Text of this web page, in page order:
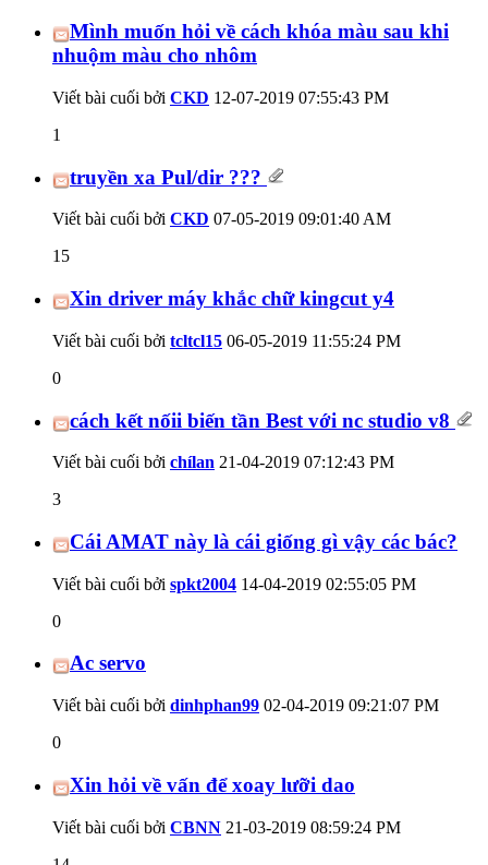
Mình muốn hỏi về cách khóa màu sau khi
nhuộm màu cho nhôm
Viết bài cuối bởi CKD 12-07-2019 07:55:43 PM
1
truyền xa Pul/dir ???
Viết bài cuối bởi CKD 07-05-2019 09:01:40 AM
15
Xin driver máy khắc chữ kingcut y4
Viết bài cuối bởi tcltcl15 06-05-2019 11:55:24 PM
0
cách kết nốii biến tần Best với nc studio v8
Viết bài cuối bởi chílan 21-04-2019 07:12:43 PM
3
Cái AMAT này là cái giống gì vậy các bác?
Viết bài cuối bởi spkt2004 14-04-2019 02:55:05 PM
0
Ac servo
Viết bài cuối bởi dinhphan99 02-04-2019 09:21:07 PM
0
Xin hỏi về vấn để xoay lưỡi dao
Viết bài cuối bởi CBNN 21-03-2019 08:59:24 PM